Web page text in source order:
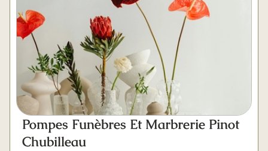
Pompes Funèbres Et Marbrerie Pinot
Chubilleau